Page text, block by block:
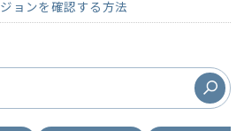
ョンを確認する方法